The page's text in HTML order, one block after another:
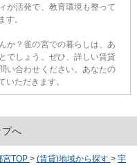
が活発で、教育環境も整って
す。
か？雀の宮での暮らしは、あ
でしょう。ぜひ、詳しい賃貸
い合わせください。あなたの
ただきます。
プへ
宮TOP > (賃貸)地域から探す > 宇